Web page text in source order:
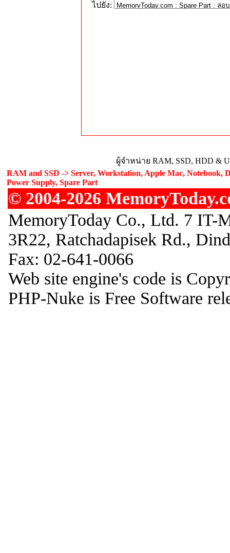
ไปยัง:
ผู้จำหน่าย RAM, SSD, HDD &
RAM and SSD -> Server, Workstation, Apple Mac, Notebook,
Power Supply, Spare Part
© 2004-2026
MemoryToday Co., Ltd. 7 IT-
3R22, Ratchadapisek Rd.,
Fax: 02-641-0066
Web site engine's code is
PHP-Nuke is Free Software